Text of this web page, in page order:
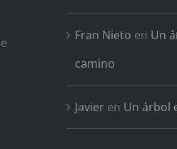
Fran Nieto en Un
camino
Javieren Un árbol